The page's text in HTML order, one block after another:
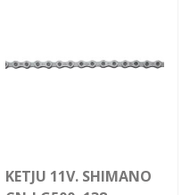
KETJU 11V. SHIMANO